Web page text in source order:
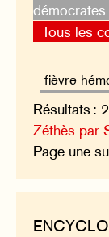
démocrates
Tous les
Résultats :
Zéthès par
Page une